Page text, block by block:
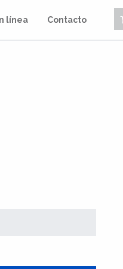
línea Contacto